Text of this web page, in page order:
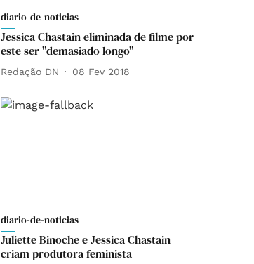
diario-de-noticias
Jessica Chastain eliminada de filme por
este ser "demasiado longo"
Redação DN 08 Fev 2018
diario-de-noticias
Juliette Binoche e Jessica Chastain
criam produtora feminista